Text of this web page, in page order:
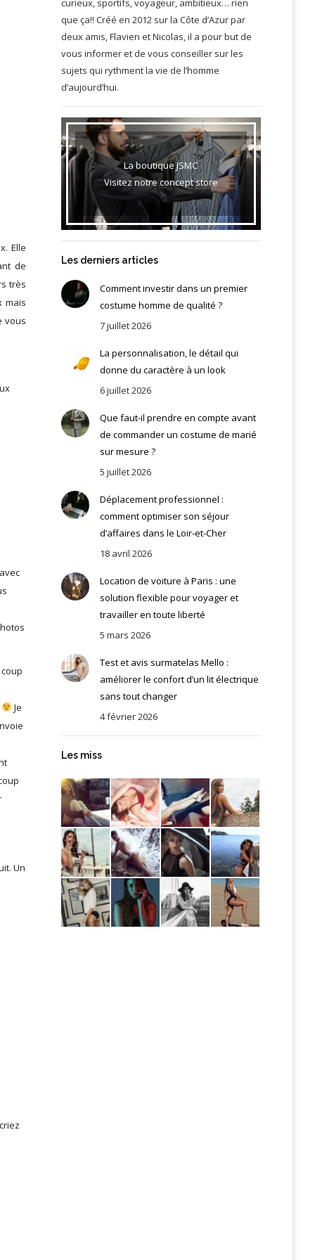
Elle
de
très
mais
vous
Je
Un
curieux, sportifs, voyageur, ambitieux… rien
que ça!! Créé en 2012 sur la Côte d’Azur par
deux amis, Flavien et Nicolas, il a pour but de
vous informer et de vous conseiller sur les
sujets qui rythment la vie de l’homme
d’aujourd’hui.
La boutique JSMC
Visitez notre concept store
Les derniers articles
Comment investir dans un premier
costume homme de qualité ?
7 juillet 2026
La personnalisation, le détail qui
donne du caractère à un look
6 juillet 2026
Que faut-il prendre en compte avant
de commander un costume de marié
sur mesure ?
5 juillet 2026
Déplacement professionnel :
comment optimiser son séjour
d’affaires dans le Loir-et-Cher
18 avril 2026
Location de voiture à Paris : une
solution flexible pour voyager et
travailler en toute liberté
5 mars 2026
Test et avis surmatelas Mello :
améliorer le confort d’un lit électrique
sans tout changer
4 février 2026
Les miss